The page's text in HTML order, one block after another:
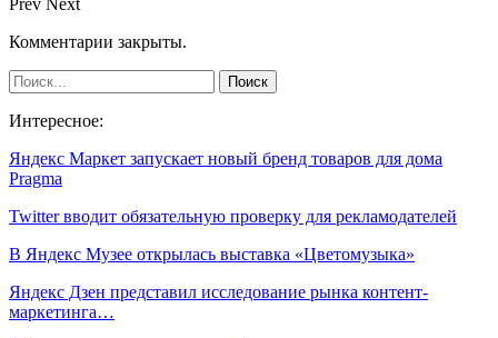
Комментарии закрыты.
Интересное:
Яндекс Маркет запускает новый бренд товаров для дома
Pragma
Twitter вводит обязательную проверку для рекламодателей
В Яндекс Музее открылась выставка «Цветомузыка»
Яндекс Дзен представил исследование рынка контент-
маркетинга…